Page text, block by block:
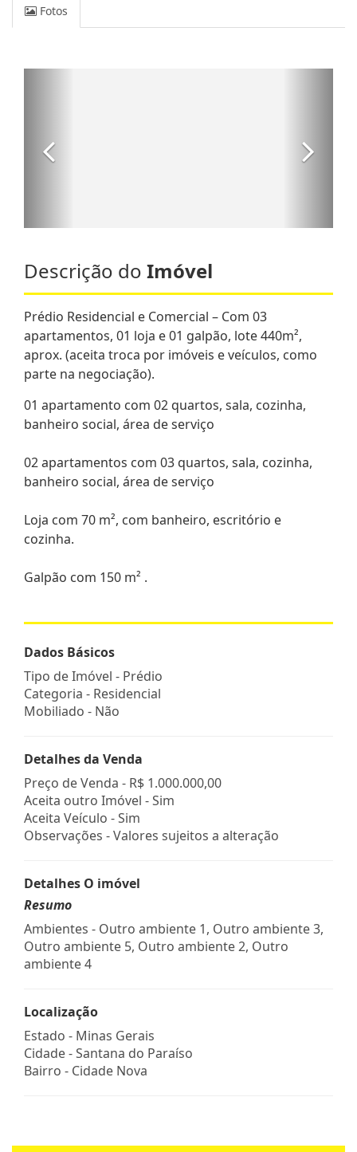
Fotos
Descrição do Imóvel
Prédio Residencial e Comercial – Com 03
apartamentos, 01 loja e 01 galpão, lote 440m²,
aprox. (aceita troca por imóveis e veículos, como
parte na negociação).
01 apartamento com 02 quartos, sala, cozinha,
banheiro social, área de serviço
02 apartamentos com 03 quartos, sala, cozinha,
banheiro social, área de serviço
Loja com 70 m², com banheiro, escritório e
cozinha.
Galpão com 150 m² .
Dados Básicos
Tipo de Imóvel - Prédio
Categoria - Residencial
Mobiliado - Não
Detalhes da Venda
Preço de Venda - R$ 1.000.000,00
Aceita outro Imóvel - Sim
Aceita Veículo - Sim
Observações - Valores sujeitos a alteração
Detalhes O imóvel
Resumo
Ambientes - Outro ambiente 1, Outro ambiente 3,
Outro ambiente 5, Outro ambiente 2, Outro
ambiente 4
Localização
Estado - Minas Gerais
Cidade -Santana do Paraíso
Bairro - Cidade Nova